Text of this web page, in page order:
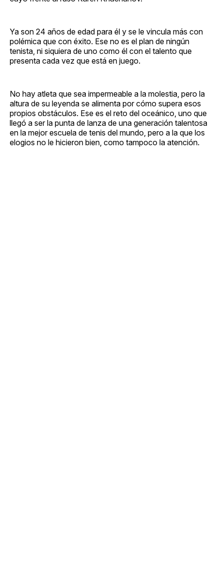
Ya son 24 años de edad para él y se le vincula más con
polémica que con éxito. Ese no es el plan de ningún
tenista, ni siquiera de uno como él con el talento que
presenta cada vez que está en juego.
No hay atleta que sea impermeable a la molestia, pero la
altura de su leyenda se alimenta por cómo supera esos
propios obstáculos. Ese es el reto del oceánico, uno que
llegó a ser la punta de lanza de una generación talentosa
en la mejor escuela de tenis del mundo, pero a la que los
elogios no le hicieron bien, como tampoco la atención.